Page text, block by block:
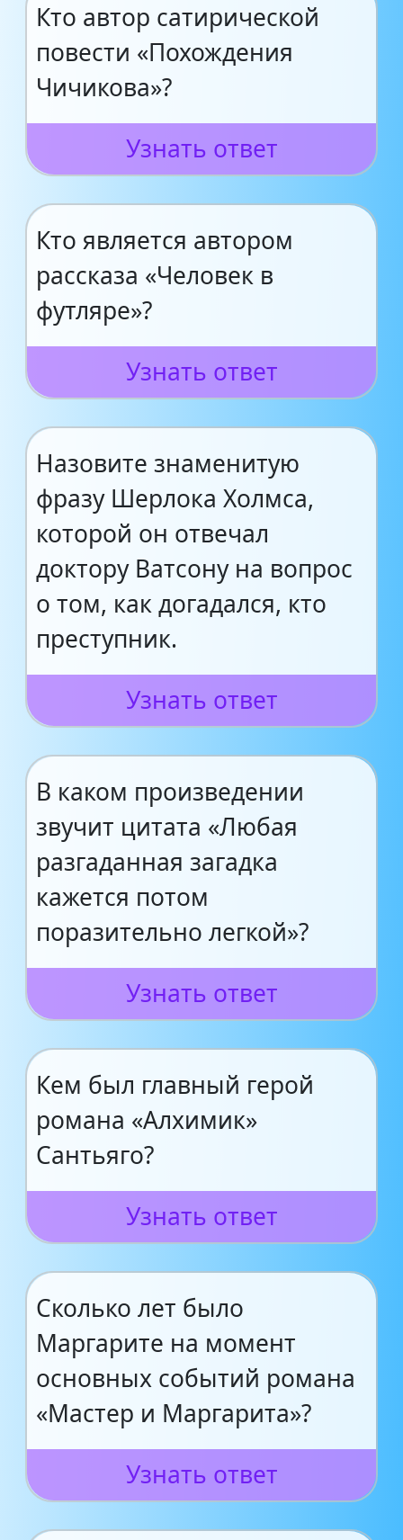
Кто автор сатирической
повести «Похождения
Чичикова»?
Узнать ответ
Кто является автором
рассказа «Человек в
футляре»?
Узнать ответ
Назовите знаменитую
фразу Шерлока Холмса,
которой он отвечал
доктору Ватсону на вопрос
о том, как догадался, кто
преступник.
Узнать ответ
В каком произведении
звучит цитата «Любая
разгаданная загадка
кажется потом
поразительно легкой»?
Узнать ответ
Кем был главный герой
романа «Алхимик»
Сантьяго?
Узнать ответ
Сколько лет было
Маргарите на момент
основных событий романа
«Мастер и Маргарита»?
Узнать ответ